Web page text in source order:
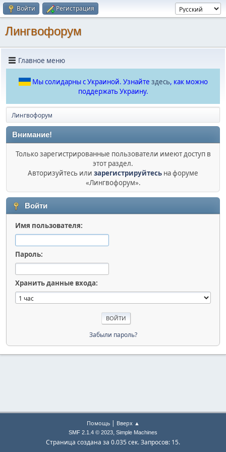
Войти Регистрация
Лингвофорум
Главное меню
Мы солидарны с Украиной. Узнайте здесь, как можно
поддержать Украину.
Лингвофорум
Внимание!
Только зарегистрированные пользователи имеют доступ в
этот раздел.
Авторизуйтесь или зарегистрируйтесь на форуме
«Лингвофорум».
Войти
Имя пользователя:
Пароль:
Хранить данные входа:
Забыли пароль?
Помощь| Вверх ▲
SMF 2.1.4 © 2023, Simple Machines
Страница создана за 0.035 сек. Запросов: 15.